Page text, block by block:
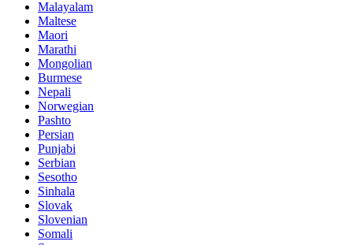
Malayalam
Maltese
Maori
Marathi
Mongolian
Burmese
Nepali
Norwegian
Pashto
Persian
Punjabi
Serbian
Sesotho
Sinhala
Slovak
Slovenian
Somali